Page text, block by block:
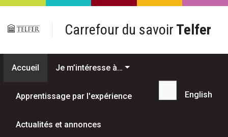
Passer au contenu principal
Carrefour du savoir Telfer
Accueil Je m’intéresse à…
Apprentissage par l'expérience
Actualités et annonces
Recherche...
English